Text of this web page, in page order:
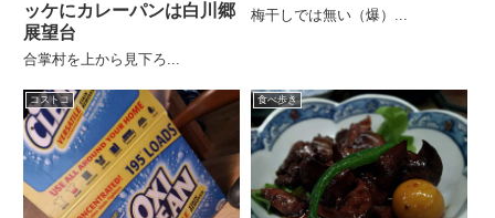
ッケにカレーパンは白川郷
展望台
合掌村を上から見下ろ...
梅干しでは無い（爆）...
コストコ 食べ歩き